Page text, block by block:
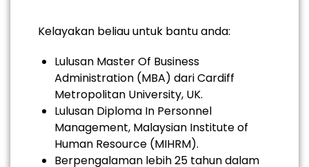
Kelayakan beliau untuk bantu anda:
Lulusan Master Of Business
Administration (MBA) dari Cardiff
Metropolitan University, UK.
Lulusan Diploma In Personnel
Management, Malaysian Institute of
Human Resource (MIHRM).
Berpengalaman lebih 25 tahun dalam